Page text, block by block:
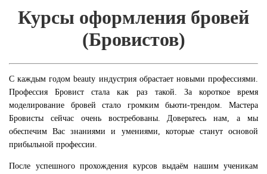
Курсы оформления бровей
(Бровистов)
С каждым годом beauty индустрия обрастает новыми профессиями.
Профессия Бровист стала как раз такой. За короткое время
моделирование бровей стало громким бьюти-трендом. Мастера
Бровисты сейчас очень востребованы. Доверьтесь нам, а мы
обеспечим Вас знаниями и умениями, которые станут основой
прибыльной профессии.
После успешного прохождения курсов выдаём нашим ученикам